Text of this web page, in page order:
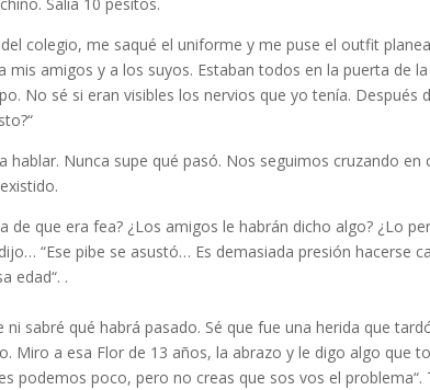
colegio, me saqué el uniforme y me puse el outfit
mis amigos y a los suyos. Estaban todos en la puerta de
No sé si eran visibles los nervios que yo tenía.
hablar. Nunca supe qué pasó. Nos seguimos cruzando
de que era fea? ¿Los amigos le habrán dicho algo? ¿Lo
“Ese pibe se asustó… Es demasiada presión hacerse
edad“. .
ni sabré qué habrá pasado. Sé que fue una herida que
Miro a esa Flor de 13 años, la abrazo y le digo algo que
podemos poco, pero no creas que sos vos el